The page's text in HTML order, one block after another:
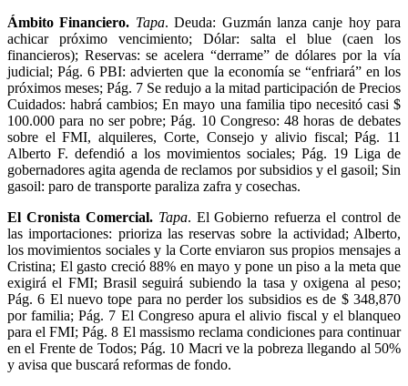
Ámbito Financiero. Tapa. Deuda: Guzmán lanza canje hoy para
achicar próximo vencimiento; Dólar: salta el blue (caen los
financieros); Reservas: se acelera “derrame” de dólares por la vía
judicial; Pág. 6 PBI: advierten que la economía se “enfriará” en los
próximos meses; Pág. 7 Se redujo a la mitad participación de Precios
Cuidados: habrá cambios; En mayo una familia tipo necesitó casi $
100.000 para no ser pobre; Pág. 10 Congreso: 48 horas de debates
sobre el FMI, alquileres, Corte, Consejo y alivio fiscal; Pág. 11
Alberto F. defendió a los movimientos sociales; Pág. 19 Liga de
gobernadores agita agenda de reclamos por subsidios y el gasoil; Sin
gasoil: paro de transporte paraliza zafra y cosechas.
El Cronista Comercial. Tapa. El Gobierno refuerza el control de
las importaciones: prioriza las reservas sobre la actividad; Alberto,
los movimientos sociales y la Corte enviaron sus propios mensajes a
Cristina; El gasto creció 88% en mayo y pone un piso a la meta que
exigirá el FMI; Brasil seguirá subiendo la tasa y oxigena al peso;
Pág. 6 El nuevo tope para no perder los subsidios es de $ 348,870
por familia; Pág. 7 El Congreso apura el alivio fiscal y el blanqueo
para el FMI; Pág. 8 El massismo reclama condiciones para continuar
en el Frente de Todos; Pág. 10 Macri ve la pobreza llegando al 50%
y avisa que buscará reformas de fondo.